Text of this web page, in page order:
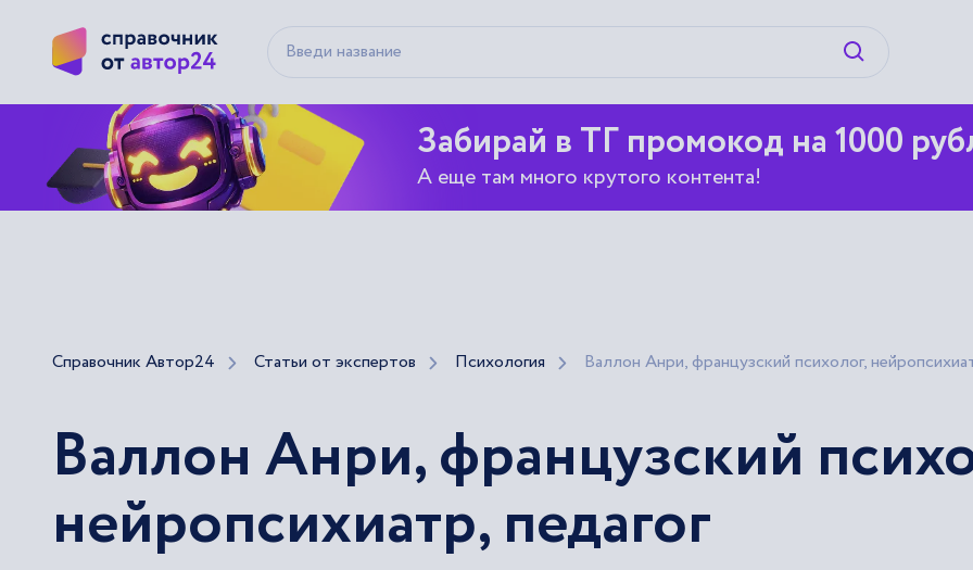
Искать
Забирай в ТГ промокод на 1000
А еще там много крутого контента!
Справочник Автор24 Статьи от экспертов Психология Валлон Анри, французский психолог,
Валлон Анри, французский
нейропсихиатр, педагог